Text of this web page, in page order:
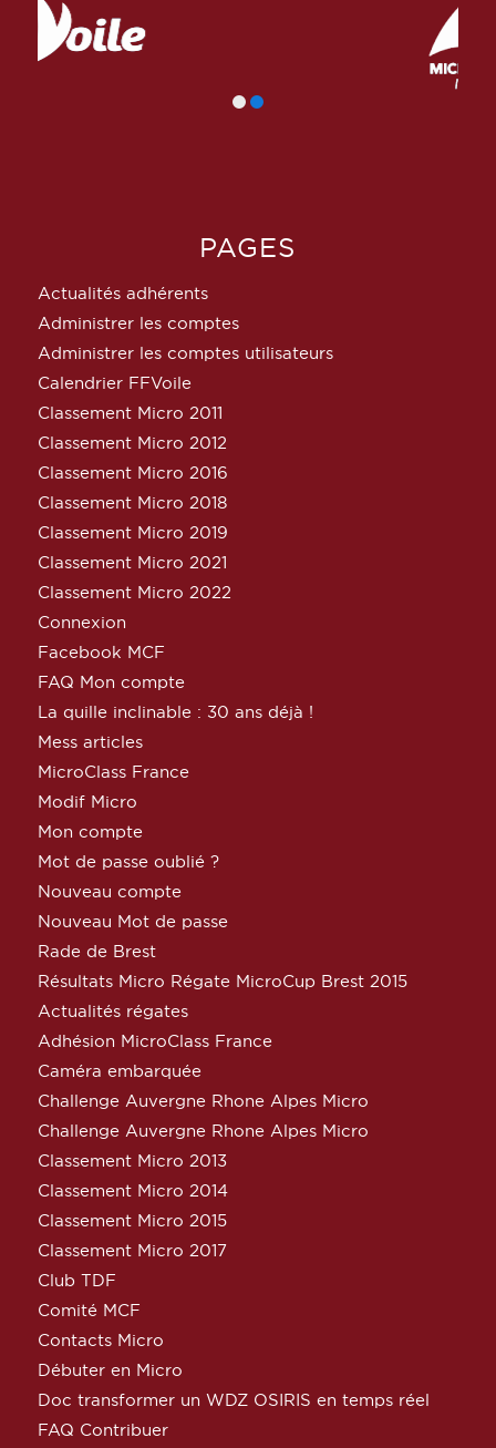
PAGES
Actualités adhérents
Administrer les comptes
Administrer les comptes utilisateurs
Calendrier FFVoile
Classement Micro 2011
Classement Micro 2012
Classement Micro 2016
Classement Micro 2018
Classement Micro 2019
Classement Micro 2021
Classement Micro 2022
Connexion
Facebook MCF
FAQ Mon compte
La quille inclinable : 30 ans déjà !
Mess articles
MicroClass France
Modif Micro
Mon compte
Mot de passe oublié ?
Nouveau compte
Nouveau Mot de passe
Rade de Brest
Résultats Micro Régate MicroCup Brest 2015
Actualités régates
Adhésion MicroClass France
Caméra embarquée
Challenge Auvergne Rhone Alpes Micro
Challenge Auvergne Rhone Alpes Micro
Classement Micro 2013
Classement Micro 2014
Classement Micro 2015
Classement Micro 2017
Club TDF
Comité MCF
Contacts Micro
Débuter en Micro
Doc transformer un WDZ OSIRIS en temps réel
FAQ Contribuer